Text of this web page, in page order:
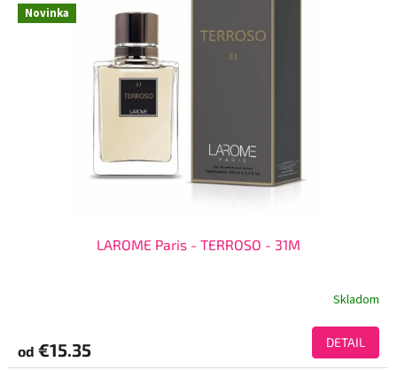
Novinka
LAROME Paris - TERROSO - 31M
Skladom
od €15.35 DETAIL